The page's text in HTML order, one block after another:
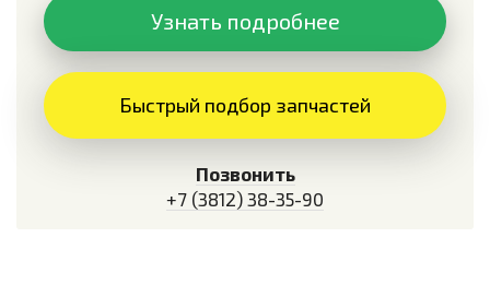
Узнать подробнее
Быстрый подбор запчастей
Позвонить
+7 (3812) 38-35-90